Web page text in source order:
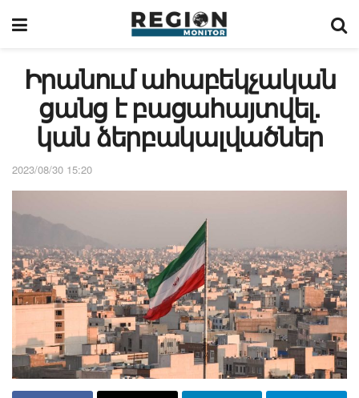
Իրանում ահաբեկչական
ցանց է բացահայտվել.
կան ձերբակալվածներ
2023/08/30 15:20